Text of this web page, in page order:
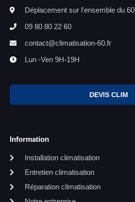
Déplacement sur l'ensemble du 60
09 80 80 22 60
contact@climatisation-60.fr
Lun -Ven 9H-19H
DEVIS CLIM
Information
Installation climatisation
Entretien climatisation
Réparation climatisation